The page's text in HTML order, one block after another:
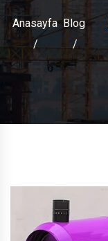
Anasayfa Blog